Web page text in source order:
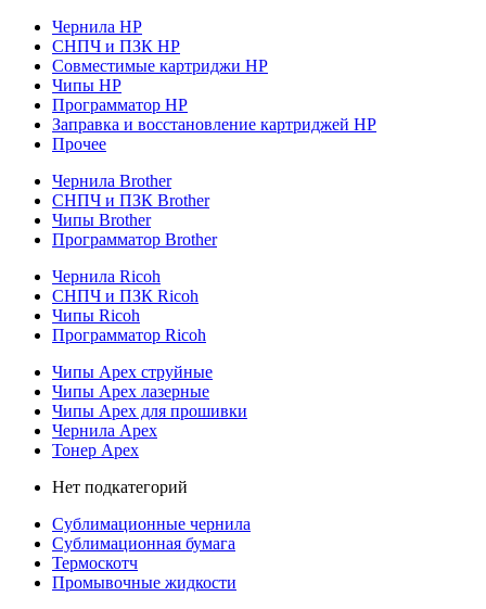
Чернила HP
СНПЧ и ПЗК HP
Совместимые картриджи HP
Чипы HP
Программатор HP
Заправка и восстановление картриджей HP
Прочее
Чернила Brother
СНПЧ и ПЗК Brother
Чипы Brother
Программатор Brother
Чернила Ricoh
СНПЧ и ПЗК Ricoh
Чипы Ricoh
Программатор Ricoh
Чипы Apex струйные
Чипы Apex лазерные
Чипы Apex для прошивки
Чернила Apex
Тонер Apex
Нет подкатегорий
Сублимационные чернила
Сублимационная бумага
Термоскотч
Промывочные жидкости